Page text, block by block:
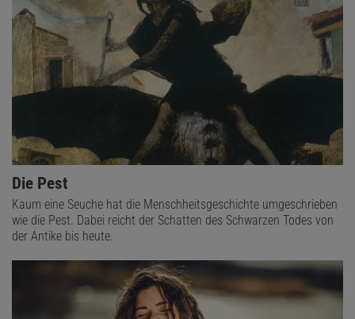
Die Pest
Kaum eine Seuche hat die Menschheitsgeschichte umgeschrieben
wie die Pest. Dabei reicht der Schatten des Schwarzen Todes von
der Antike bis heute.